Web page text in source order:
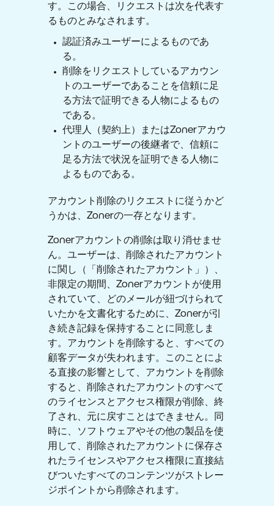
す。この場合、リクエストは次を代表す
るものとみなされます。
認証済みユーザーによるものであ
る。
削除をリクエストしているアカウン
トのユーザーであることを信頼に足
る方法で証明できる人物によるもの
である。
代理人（契約上）またはZonerアカウ
ントのユーザーの後継者で、信頼に
足る方法で状況を証明できる人物に
よるものである。
アカウント削除のリクエストに従うかど
うかは、Zonerの一存となります。
Zonerアカウントの削除は取り消せませ
ん。ユーザーは、削除されたアカウント
に関し（「削除されたアカウント」）、
非限定の期間、Zonerアカウントが使用
されていて、どのメールが紐づけられて
いたかを文書化するために、Zonerが引
き続き記録を保持することに同意しま
す。アカウントを削除すると、すべての
顧客データが失われます。このことによ
る直接の影響として、アカウントを削除
すると、削除されたアカウントのすべて
のライセンスとアクセス権限が削除、終
了され、元に戻すことはできません。同
時に、ソフトウェアやその他の製品を使
用して、削除されたアカウントに保存さ
れたライセンスやアクセス権限に直接結
びついたすべてのコンテンツがストレー
ジポイントから削除されます。